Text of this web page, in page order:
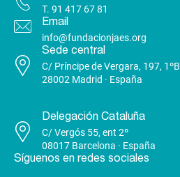
T. 91 417 67 81
Email
info@fundacionjaes.org
Sede central
C/ Príncipe de Vergara, 197, 1ºB
28002 Madrid · España
Delegación Cataluña
C/ Vergós 55, ent 2º
08017 Barcelona · España
Síguenos en redes sociales